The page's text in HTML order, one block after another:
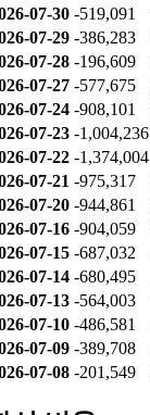
07-30 -519,091
07-29 -386,283
07-28 -196,609
07-27 -577,675
07-24 -908,101
07-23 -1,004,236
07-22 -1,374,004
07-21 -975,317
07-20 -944,861
07-16 -904,059
07-15 -687,032
07-14 -680,495
07-13 -564,003
07-10 -486,581
07-09 -389,708
07-08 -201,549